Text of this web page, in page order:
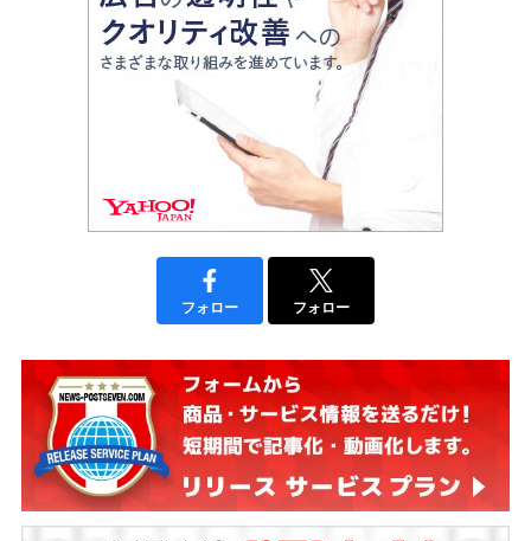
フォロー フォロー